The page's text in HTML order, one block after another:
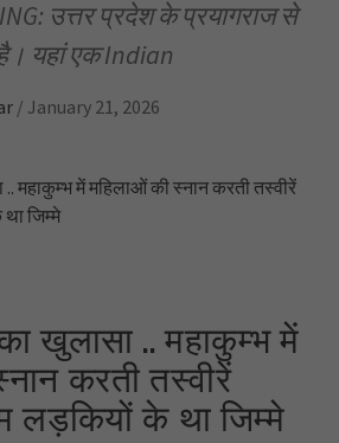
उत्तर प्रदेश के प्रयागराज से
यहां एक Indian
/ January 21, 2026
खुलासा .. महाकुम्भ में
करती तस्वीरें
लड़कियों के था जिम्मे